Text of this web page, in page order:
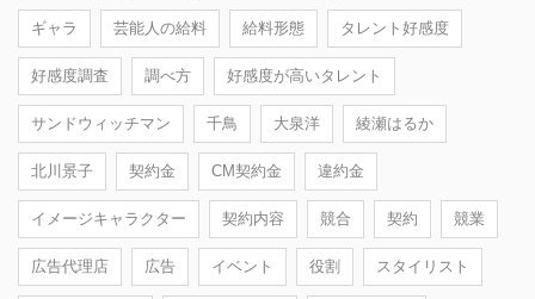
ギャラ 芸能人の給料 給料形態 タレント好感度
好感度調査 調べ方 好感度が高いタレント
サンドウィッチマン 千鳥 大泉洋 綾瀬はるか
北川景子 契約金 CM契約金 違約金
イメージキャラクター 契約内容 競合 契約 競業
広告代理店 広告 イベント 役割 スタイリスト